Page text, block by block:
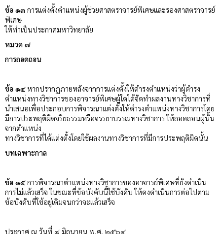
ข้อ ๑๓ การแต่งตั้งตำแหน่งผู้ช่วยศาสตราจารย์พิเศษและรองศาสตราจารย์
พิเศษ
ให้ทำเป็นประกาศมหาวิทยาลัย
หมวด ๗
การถอดถอน
ข้อ ๑๔ หากปรากฏภายหลังจากการแต่งตั้งให้ดำรงตำแหน่งว่าผู้ดำรง
ตำแหน่งทางวิชาการของอาจารย์พิเศษผู้ใดได้จัดทำผลงานทางวิชาการที่
นำเสนอเพื่อประกอบการพิจารณาแต่งตั้งให้ดำรงตำแหน่งทางวิชาการโดย
มีการประพฤติผิดจริยธรรมหรือจรรยาบรรณทางวิชาการ ให้ถอดถอนผู้นั้น
จากตำแหน่ง
ทางวิชาการที่ได้แต่งตั้งโดยใช้ผลงานทางวิชาการที่มีการประพฤติผิดนั้น
บทเฉพาะกาล
ข้อ ๑๕การพิจารณาตำแหน่งทางวิชาการของอาจารย์พิเศษที่ยังดำเนิน
การไม่แล้วเสร็จ ในขณะที่ข้อบังคับนี้ใช้บังคับ ให้คงดำเนินการต่อไปตาม
ข้อบังคับที่ใช้อยู่เดิมจนกว่าจะแล้วเสร็จ
ประกาศ ณ วันที่ ๗ มิถุนายน พ.ศ. ๒๕๖๔